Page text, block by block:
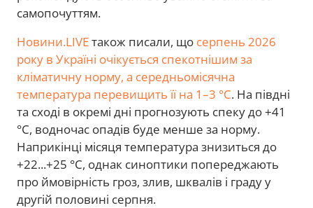
самопочуттям.
Новини.LIVEтакож писали, що серпень 2026
року в Україні очікується спекотнішим за
кліматичну норму, а середньомісячна
температура перевищить її на 1–3 °C. На півдні
та сході в окремі дні прогнозують спеку до +41
°C, водночас опадів буде менше за норму.
Наприкінці місяця температура знизиться до
+22...+25 °C, однак синоптики попереджають
про ймовірність гроз, злив, шквалів і граду у
другій половині серпня.